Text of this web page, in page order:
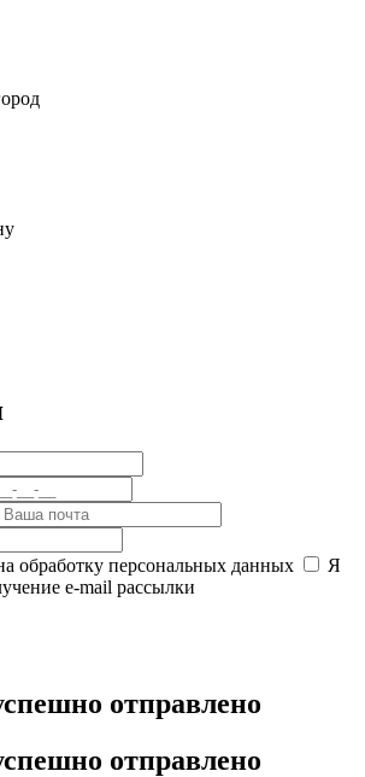
обработку персональных данных
Я
e-mail рассылки
отправлено
отправлено